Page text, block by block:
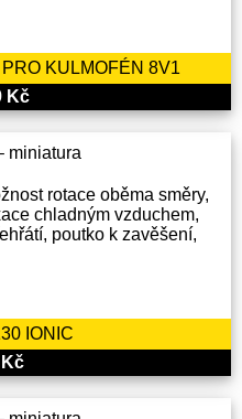
KULMOFÉN 8V1
Kč
rotace oběma směry,
chladným vzduchem,
poutko k zavěšení,
IONIC